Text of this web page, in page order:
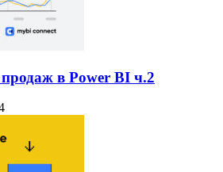
в Power BI ч.2